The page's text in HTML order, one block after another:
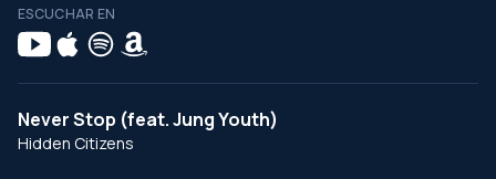
ESCUCHAR EN
Never Stop (feat. Jung Youth)
Hidden Citizens